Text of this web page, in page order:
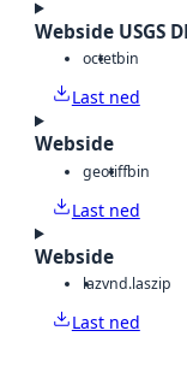
Webside USGS
octetbin
Last ned
Webside
geotiffbin
Last ned
Webside
lazvnd.laszip
Last ned